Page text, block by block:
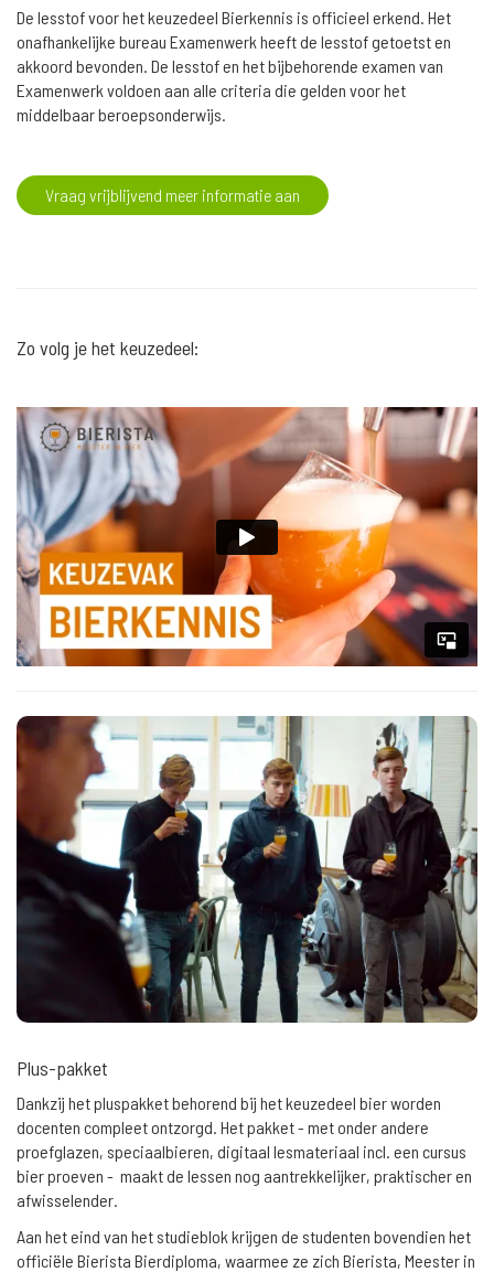
De lesstof voor het keuzedeel Bierkennis is officieel erkend. Het
onafhankelijke bureau Examenwerk heeft de lesstof getoetst en
akkoord bevonden. De lesstof en het bijbehorende examen van
Examenwerk voldoen aan alle criteria die gelden voor het
middelbaar beroepsonderwijs.
Vraag vrijblijvend meer informatie aan
Zo volg je het keuzedeel:
Plus-pakket
Dankzij het pluspakket behorend bij het keuzedeel bier worden
docenten compleet ontzorgd. Het pakket - met onder andere
proefglazen, speciaalbieren, digitaal lesmateriaal incl. een cursus
bier proeven - maakt de lessen nog aantrekkelijker, praktischer en
afwisselender.
Aan het eind van het studieblok krijgen de studenten bovendien het
officiële Bierista Bierdiploma, waarmee ze zich Bierista, Meester in